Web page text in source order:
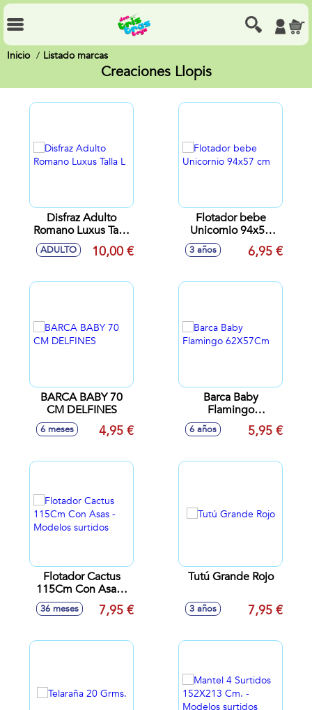
Inicio Listado marcas
Creaciones Llopis
Disfraz Adulto
Romano Luxus Talla
L
ADULTO 10,00 €
Flotador bebe
Unicornio 94x57
3 años 6,95 €
BARCA BABY 70
CM DELFINES
6 meses 4,95 €
Barca Baby
Flamingo
62X57Cm
6 años 5,95 €
Flotador Cactus
115Cm Con Asas -
Modelos surtidos
36 meses 7,95 €
Tutú Grande Rojo
3 años 7,95 €